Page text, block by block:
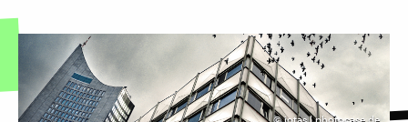
©iotas | photocase.de